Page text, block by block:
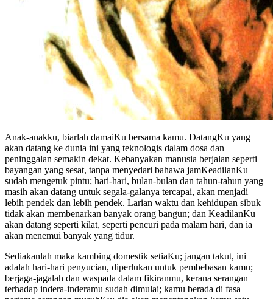
Anak-anakku, biarlah damaiKu bersama kamu. DatangKu yang
akan datang ke dunia ini yang teknologis dalam dosa dan
peninggalan semakin dekat. Kebanyakan manusia berjalan seperti
bayangan yang sesat, tanpa menyedari bahawa jamKeadilanKu
sudah mengetuk pintu; hari-hari, bulan-bulan dan tahun-tahun yang
masih akan datang untuk segala-galanya tercapai, akan menjadi
lebih pendek dan lebih pendek. Larian waktu dan kehidupan sibuk
tidak akan membenarkan banyak orang bangun; dan KeadilanKu
akan datang seperti kilat, seperti pencuri pada malam hari, dan ia
akan menemui banyak yang tidur.
Sediakanlah maka kambing domestik setiaKu; jangan takut, ini
adalah hari-hari penyucian, diperlukan untuk pembebasan kamu;
berjaga-jagalah dan waspada dalam fikiranmu, kerana serangan
terhadap indera-inderamu sudah dimulai; kamu berada di fasa